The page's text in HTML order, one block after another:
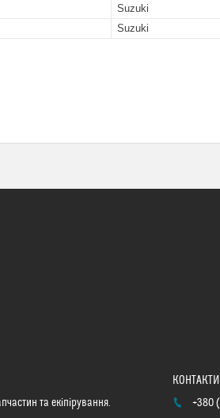
Suzuki
Suzuki
та екіпірування. +380